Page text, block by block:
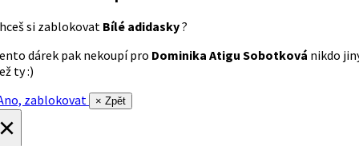
si zablokovat Bílé adidasky?
dárek pak nekoupí pro Dominika Atigu Sobotková nikdo
ty :)
zablokovat
× Zpět